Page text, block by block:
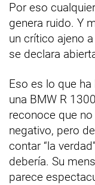
Por eso
genera ruido. Y
un crítico ajeno
se declara
Eso es lo que ha
una BMW R
reconoce que
negativo, pero
contar “la
debería. Su
parece